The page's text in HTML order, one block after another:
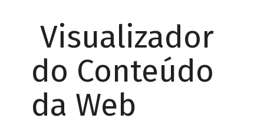
Visualizador
do Conteúdo
da Web